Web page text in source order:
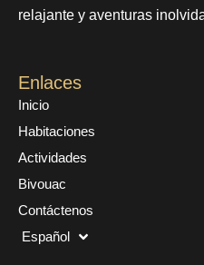
relajante y aventuras
Enlaces
Inicio
Habitaciones
Actividades
Bivouac
Contáctenos
Español